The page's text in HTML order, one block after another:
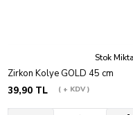
Stok
Zirkon Kolye GOLD 45 cm
39,90 TL
+ KDV